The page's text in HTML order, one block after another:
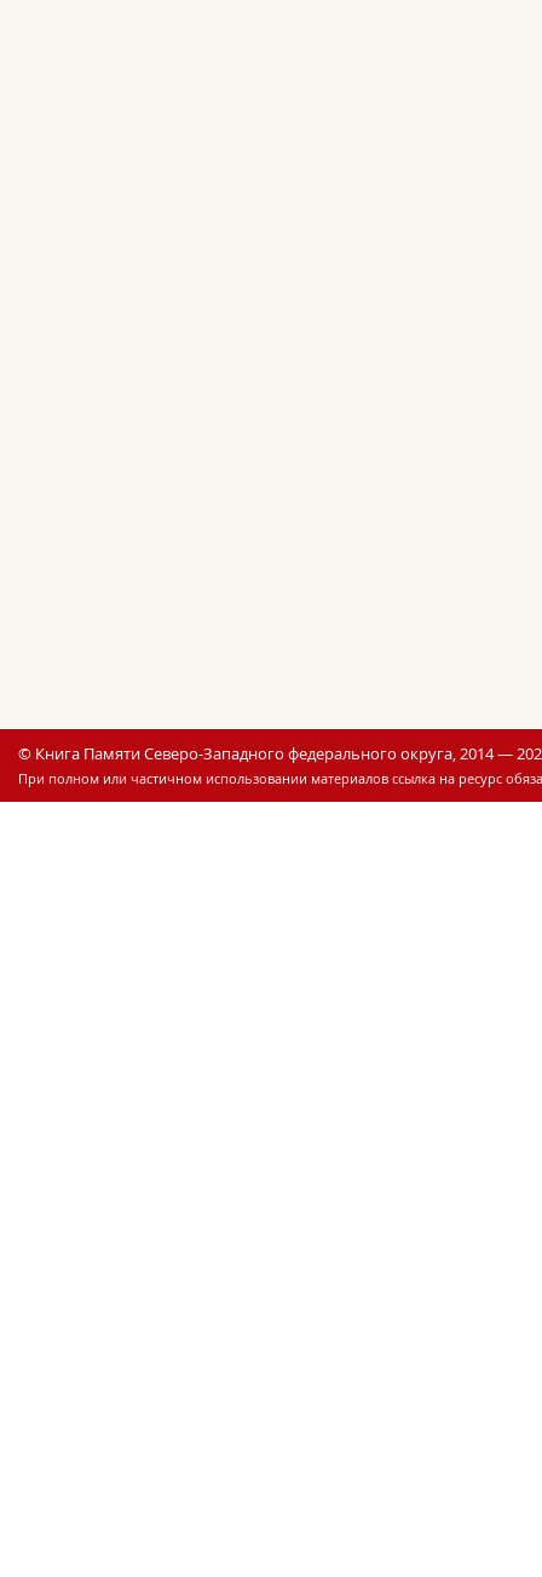
© Книга Памяти Северо-Западного федерального округа, 2014 —
При полном или частичном использовании материалов ссылка на ресурс